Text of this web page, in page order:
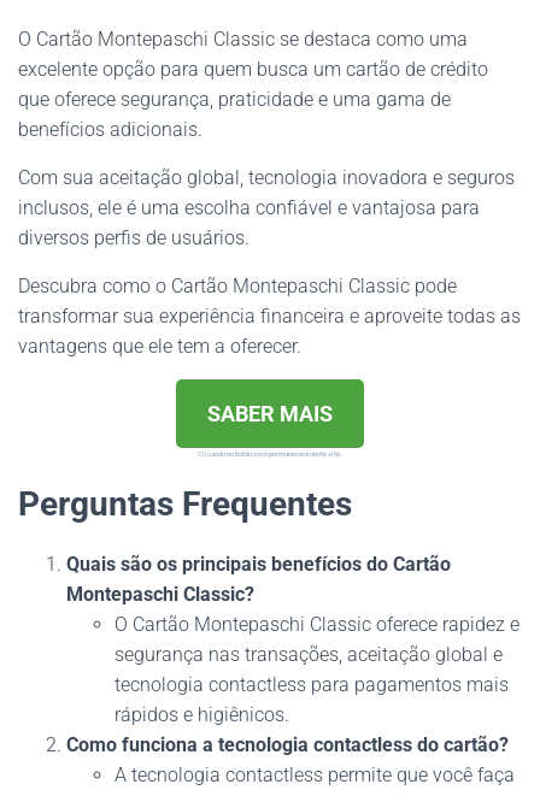
O Cartão Montepaschi Classic se destaca como uma
excelente opção para quem busca um cartão de crédito
que oferece segurança, praticidade e uma gama de
benefícios adicionais.
Com sua aceitação global, tecnologia inovadora e seguros
inclusos, ele é uma escolha confiável e vantajosa para
diversos perfis de usuários.
Descubra como o Cartão Montepaschi Classic pode
transformar sua experiência financeira e aproveite todas as
vantagens que ele tem a oferecer.
SABER MAIS
Clicando no botão você permanecerá neste site.
Perguntas Frequentes
Quais são os principais benefícios do Cartão
Montepaschi Classic?
O Cartão Montepaschi Classic oferece rapidez e
segurança nas transações, aceitação global e
tecnologia contactless para pagamentos mais
rápidos e higiênicos.
Como funciona a tecnologia contactless do cartão?
A tecnologia contactless permite que você faça